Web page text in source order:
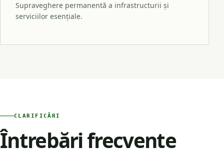
Supraveghere permanentă a infrastructurii și
serviciilor esențiale.
CLARIFICĂRI
Întrebări frecvente